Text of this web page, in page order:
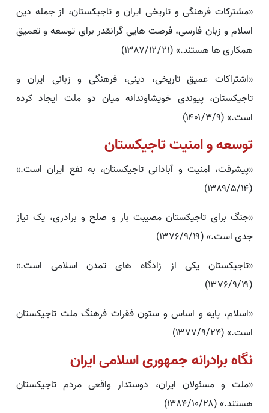
«مشترکات فرهنگی و تاریخی ایران و تاجیکستان، از جمله دین
اسلام و زبان فارسی، فرصت هایی گرانقدر برای توسعه و تعمیق
همکاری ها هستند.» (۱۳۸۷/۱۲/۲۱)
«اشتراکات عمیق تاریخی، دینی، فرهنگی و زبانی ایران و
تاجیکستان، پیوندی خویشاوندانه میان دو ملت ایجاد کرده
است.» (۱۴۰۱/۳/۹)
توسعه و امنیت تاجیکستان
«پیشرفت، امنیت و آبادانی تاجیکستان، به نفع ایران است.»
(۱۳۸۹/۵/۱۴)
«جنگ برای تاجیکستان مصیبت بار و صلح و برادری، یک نیاز
جدی است.» (۱۳۷۶/۹/۱۹)
«تاجیکستان یکی از زادگاه های تمدن اسلامی است.»
(۱۳۷۶/۹/۱۹)
«اسلام، پایه و اساس و ستون فقرات فرهنگ ملت تاجیکستان
است.» (۱۳۷۷/۹/۲۴)
نگاه برادرانه جمهوری اسلامی ایران
«ملت و مسئولان ایران، دوستدار واقعی مردم تاجیکستان
هستند.» (۱۳۸۴/۱۰/۲۸)